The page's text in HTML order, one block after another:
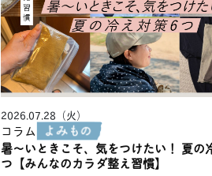
2026.07.28（火）
コラム
暑〜いときこそ、気をつけたい！ 夏の
つ【みんなのカラダ整え習慣】